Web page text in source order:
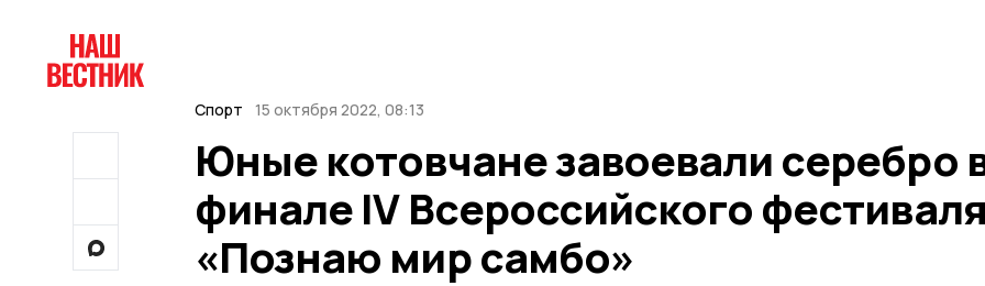
Спорт 15 октября 2022, 08:13
Юные котовчане завоевали серебро
финале IV Всероссийского
«Познаю мир самбо»